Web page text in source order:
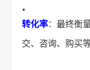
•
​转化率​：最终衡
交、咨询、购买